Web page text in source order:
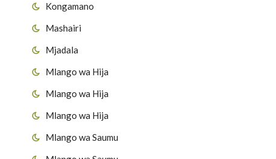
Kongamano
Mashairi
Mjadala
Mlango wa Hija
Mlango wa Hija
Mlango wa Hija
Mlango wa Saumu